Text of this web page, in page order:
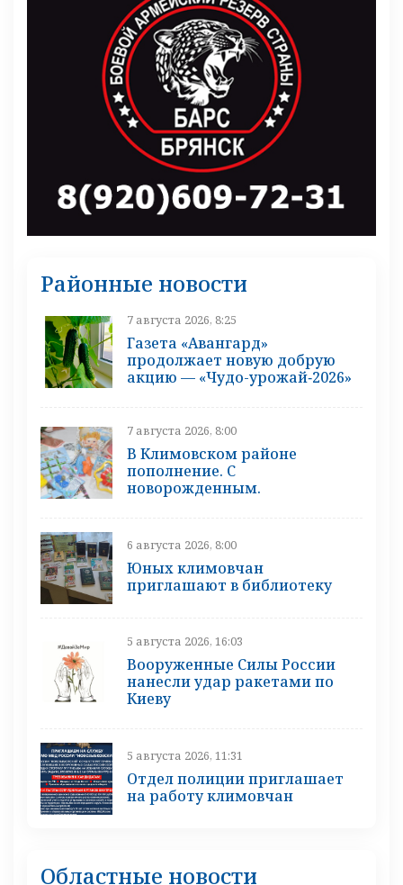
Районные новости
7 августа 2026, 8:25
Газета «Авангард»
продолжает новую добрую
акцию — «Чудо-урожай‑2026»
7 августа 2026, 8:00
В Климовском районе
пополнение. С
новорожденным.
6 августа 2026, 8:00
Юных климовчан
приглашают в библиотеку
5 августа 2026, 16:03
Вооруженные Силы России
нанесли удар ракетами по
Киеву
5 августа 2026, 11:31
Отдел полиции приглашает
на работу климовчан
Областные новости